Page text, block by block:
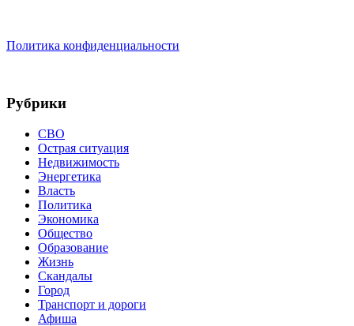
Политика конфиденциальности
Рубрики
СВО
Острая ситуация
Недвижимость
Энергетика
Власть
Политика
Экономика
Общество
Образование
Жизнь
Скандалы
Город
Транспорт и дороги
Афиша